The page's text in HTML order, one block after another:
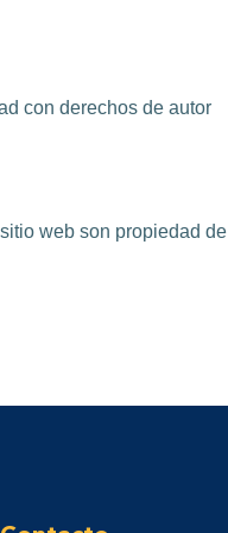
con derechos de autor
web son propiedad de